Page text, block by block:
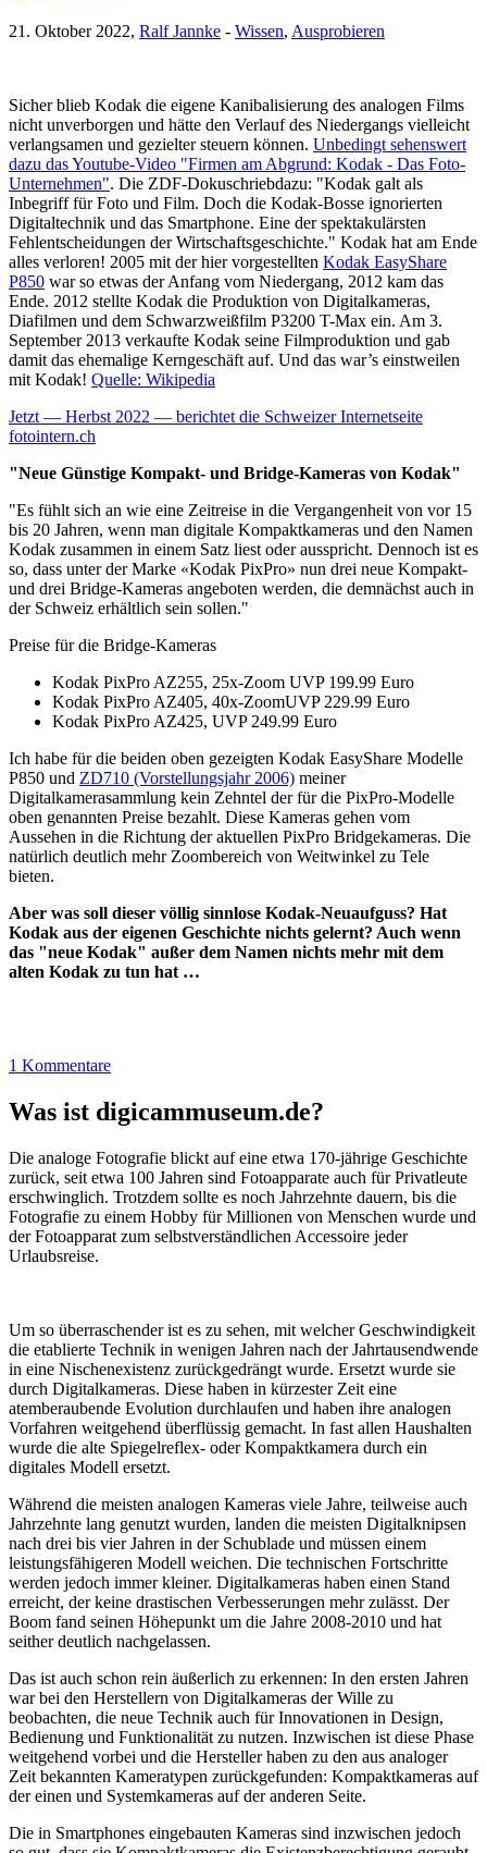
21. Oktober 2022, Ralf Jannke - Wissen, Ausprobieren
Sicher blieb Kodak die eigene Kanibalisierung des analogen Films
nicht unverborgen und hätte den Verlauf des Niedergangs vielleicht
verlangsamen und gezielter steuern können. Unbedingt sehenswert
dazu das Youtube-Video "Firmen am Abgrund: Kodak - Das Foto-
Unternehmen". Die ZDF-Dokuschriebdazu: "Kodak galt als
Inbegriff für Foto und Film. Doch die Kodak-Bosse ignorierten
Digitaltechnik und das Smartphone. Eine der spektakulärsten
Fehlentscheidungen der Wirtschaftsgeschichte." Kodak hat am Ende
alles verloren! 2005 mit der hier vorgestellten Kodak EasyShare
P850 war so etwas der Anfang vom Niedergang, 2012 kam das
Ende. 2012 stellte Kodak die Produktion von Digitalkameras,
Diafilmen und dem Schwarzweißfilm P3200 T-Max ein. Am 3.
September 2013 verkaufte Kodak seine Filmproduktion und gab
damit das ehemalige Kerngeschäft auf. Und das war’s einstweilen
mit Kodak! Quelle: Wikipedia
Jetzt — Herbst 2022 — berichtet die Schweizer Internetseite
fotointern.ch
"Neue Günstige Kompakt- und Bridge-Kameras von Kodak"
"Es fühlt sich an wie eine Zeitreise in die Vergangenheit von vor 15
bis 20 Jahren, wenn man digitale Kompaktkameras und den Namen
Kodak zusammen in einem Satz liest oder ausspricht. Dennoch ist es
so, dass unter der Marke «Kodak PixPro» nun drei neue Kompakt-
und drei Bridge-Kameras angeboten werden, die demnächst auch in
der Schweiz erhältlich sein sollen."
Preise für die Bridge-Kameras
Kodak PixPro AZ255, 25x-Zoom UVP 199.99 Euro
Kodak PixPro AZ405, 40x-ZoomUVP 229.99 Euro
Kodak PixPro AZ425, UVP 249.99 Euro
Ich habe für die beiden oben gezeigten Kodak EasyShare Modelle
P850 und ZD710 (Vorstellungsjahr 2006) meiner
Digitalkamerasammlung kein Zehntel der für die PixPro-Modelle
oben genannten Preise bezahlt. Diese Kameras gehen vom
Aussehen in die Richtung der aktuellen PixPro Bridgekameras. Die
natürlich deutlich mehr Zoombereich von Weitwinkel zu Tele
bieten.
Aber was soll dieser völlig sinnlose Kodak-Neuaufguss? Hat
Kodak aus der eigenen Geschichte nichts gelernt? Auch wenn
das "neue Kodak" außer dem Namen nichts mehr mit dem
alten Kodak zu tun hat …
1 Kommentare
Was ist digicammuseum.de?
Die analoge Fotografie blickt auf eine etwa 170-jährige Geschichte
zurück, seit etwa 100 Jahren sind Fotoapparate auch für Privatleute
erschwinglich. Trotzdem sollte es noch Jahrzehnte dauern, bis die
Fotografie zu einem Hobby für Millionen von Menschen wurde und
der Fotoapparat zum selbstverständlichen Accessoire jeder
Urlaubsreise.
Um so überraschender ist es zu sehen, mit welcher Geschwindigkeit
die etablierte Technik in wenigen Jahren nach der Jahrtausendwende
in eine Nischenexistenz zurückgedrängt wurde. Ersetzt wurde sie
durch Digitalkameras. Diese haben in kürzester Zeit eine
atemberaubende Evolution durchlaufen und haben ihre analogen
Vorfahren weitgehend überflüssig gemacht. In fast allen Haushalten
wurde die alte Spiegelreflex- oder Kompaktkamera durch ein
digitales Modell ersetzt.
Während die meisten analogen Kameras viele Jahre, teilweise auch
Jahrzehnte lang genutzt wurden, landen die meisten Digitalknipsen
nach drei bis vier Jahren in der Schublade und müssen einem
leistungsfähigeren Modell weichen. Die technischen Fortschritte
werden jedoch immer kleiner. Digitalkameras haben einen Stand
erreicht, der keine drastischen Verbesserungen mehr zulässt. Der
Boom fand seinen Höhepunkt um die Jahre 2008-2010 und hat
seither deutlich nachgelassen.
Das ist auch schon rein äußerlich zu erkennen: In den ersten Jahren
war bei den Herstellern von Digitalkameras der Wille zu
beobachten, die neue Technik auch für Innovationen in Design,
Bedienung und Funktionalität zu nutzen. Inzwischen ist diese Phase
weitgehend vorbei und die Hersteller haben zu den aus analoger
Zeit bekannten Kameratypen zurückgefunden: Kompaktkameras auf
der einen und Systemkameras auf der anderen Seite.
Die in Smartphones eingebauten Kameras sind inzwischen jedoch